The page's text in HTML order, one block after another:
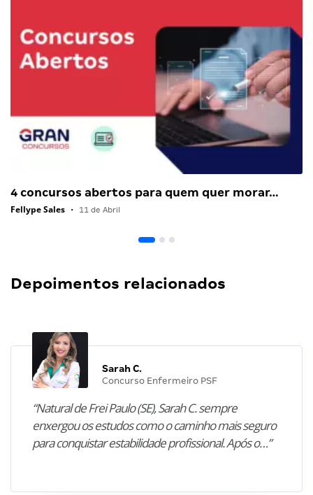
4 concursos abertos para quem quer morar…
Fellype Sales • 11 de Abril
Depoimentos relacionados
Sarah C.
Concurso Enfermeiro PSF
“Natural de Frei Paulo (SE), Sarah C. sempre
enxergou os estudos como o caminho mais seguro
para conquistar estabilidade profissional. Após o…”